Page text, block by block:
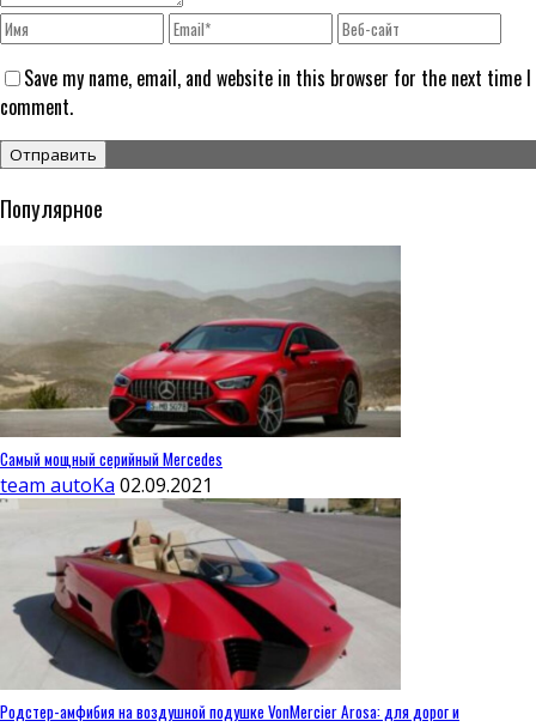
Save my name, email, and website in this browser for the next time I
comment.
Популярное
Самый мощный серийный Mercedes
team autoKa 02.09.2021
Родстер-амфибия на воздушной подушке VonMercier Arosa: для дорог и